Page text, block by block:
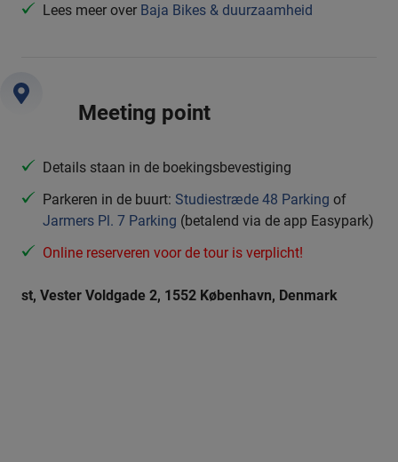
Lees meer over Baja Bikes & duurzaamheid
Meeting point
Details staan in de boekingsbevestiging
Parkeren in de buurt: Studiestræde 48 Parking of
Jarmers Pl. 7 Parking (betalend via de app Easypark)
Online reserveren voor de tour is verplicht!
st, Vester Voldgade 2, 1552 København, Denmark